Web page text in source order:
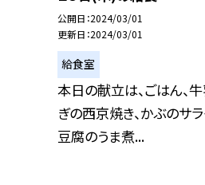
公開日 2024/03/01
更新日 2024/03/01
給食室
本日の献立は、ごはん、牛
ぎの西京焼き、かぶのサラ
豆腐のうま煮...